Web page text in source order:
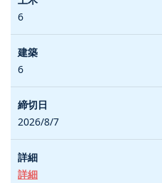
6
6
2026/8/7
詳細